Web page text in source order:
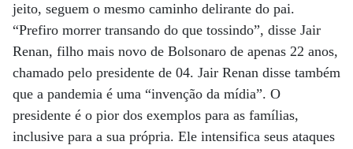
jeito, seguem o mesmo caminho delirante do pai.
“Prefiro morrer transando do que tossindo”, disse Jair
Renan, filho mais novo de Bolsonaro de apenas 22 anos,
chamado pelo presidente de 04. Jair Renan disse também
que a pandemia é uma “invenção da mídia”. O
presidente é o pior dos exemplos para as famílias,
inclusive para a sua própria. Ele intensifica seus ataques